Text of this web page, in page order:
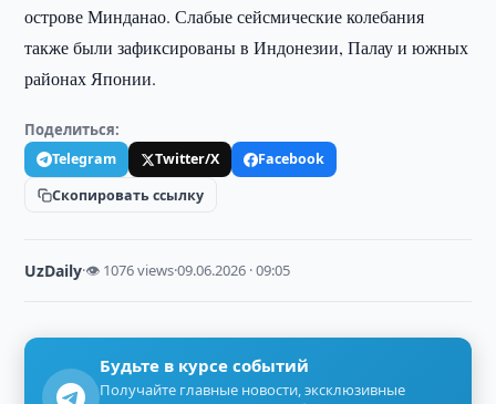
острове Минданао. Слабые сейсмические колебания
также были зафиксированы в Индонезии, Палау и южных
районах Японии.
Поделиться:
Telegram Twitter/X
Facebook
Скопировать ссылку
UzDaily·👁 1076 views·09.06.2026 · 09:05
Будьте в курсе событий
Получайте главные новости, эксклюзивные